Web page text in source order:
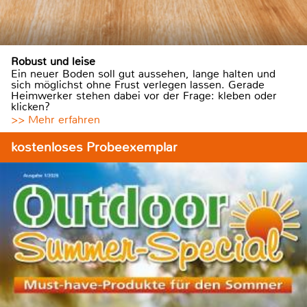
Robust und leise
Ein neuer Boden soll gut aussehen, lange halten und
sich möglichst ohne Frust verlegen lassen. Gerade
Heimwerker stehen dabei vor der Frage: kleben oder
klicken?
>> Mehr erfahren
kostenloses Probeexemplar